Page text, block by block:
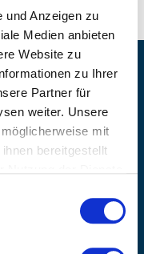
und Anzeigen zu
Medien anbieten
Website zu
zu Ihrer
Partner für
weiter. Unsere
mit
bereitgestellt